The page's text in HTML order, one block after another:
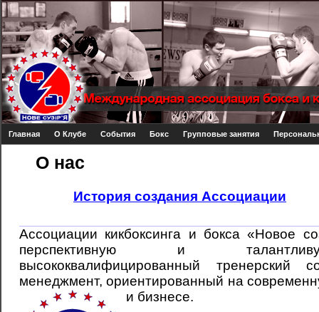
Главная О Клубе События Бокс Групповые занятия
О нас
История создания Ассоциации
Ассоциации кикбоксинга и бокса «Новое
перспективную и
высококвалифицированный тренерский
менеджмент, ориентированный на
и бизнесе.